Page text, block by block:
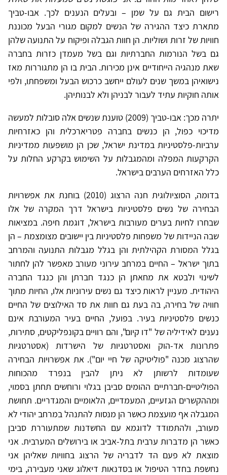
רישום הבית גם על שמן – ובעלים הנענים לכך. אבו-טביך
מתארת כיצד ההגירה של הנשים למקום מגורי הבעל מכוננת
חוויות של זרות ושוליות. הן חוות הגבלה ופיקוח על התנועה שלהן
גם בשל הנורמות החברתיות וגם בשל מעמדן כזרות בחברה
שאת מנהגיה הייחודיים אינן מכירות. הבית בו הן מתגוררות מאז
נישואיהן במשך שנים לעולם ייחשב כרכוש הבעל ומשפחתו, ולפי
אותה חוקיות עתיד לעבור לבניהן ולא לבנותיהן.
יתרה מכך: אבו-טביך (2009) טוענת שנשים אלה סובלות למעשה
מדיכוי כפול, הן כנשים בחברה פטריארכלית והן כאזרחיות
ערביות-פלסטיניות במדינת ישראל, שכן הן מושפעות ממדיניות
הקרקעות המפלה ומהמגבלות על השימוש בקרקע החלות על
כלל האזרחים הערבים בישראל.
בדומה, הסוציולוגית חנה הרצוג (2010) בוחנת את אפשרויות
הבחירה של נשים פלסטיניות בישראל דרך המקרה של אלו
שבחרו לחיות בערים מעורבות בישראל, דוגמת חיפה. במציאות
שבה הניידות של משפחות פלסטיניות בין יישובים מצומצמת – הן
בגלל המסורת הקהילתית והן בגלל מגבלות התנועה והמרחב
בתוך ישראל – החיים במרחב עירוני מעורב מאפשר להן לחתור
לשינוי ולבטא את מחאתן הן כנגד חברתן והן כנגד החברה
היהודית. מעניין לראות כיצד גם נשים עירוניות אלו, החיות מתוך
חוויה של בחירה, בה בעת גם חוות את סד האילוצים של החיים
כנשים פלסטיניות בעיר. בפועל, החיים בעיר המעורבת אינם
נענים לאידיליה של "דו קיום", והם רוויים בקונפליקטים, סתירות,
פתרונות אד-הוק ואסטרטגיות של הישרדות (אסטרטגיות
שהרצוג מכנה "פוליטיקה של חיי יום"). את אפשרויות הבחירה
שעומדות לרשותן לא ניתן להבין בנפרד מהכוחות
הפוליטיים-חברתיים ההומים סביבן בגלוי ורוחשים תחתן בסמוי,
ומההקשרים הגזעיים, המעמדיים, הלאומיים והמגדריים. תחושת
המגבלה אף מועצמת כאשר הן מנסות להתנהל במרחב יהודי לא
מעורב, ולהתמודד לדוגמא עם החשדנות שמתעוררת סביבן
כאשר הן מדברות ערבית בתל-אביב או בירושלים המערבית. אני
מוצאת לא פעם הד לדבריה של הרצוג בחוויות שאליהן אני
נחשפת בחדר הטיפול או בסדנאות דיאלוג שאני מעבירה, בימי